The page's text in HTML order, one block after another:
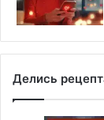
Делись